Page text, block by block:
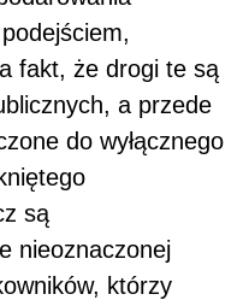
fakt, że drogi te są
a przede
do wyłącznego
są
nieoznaczonej
którzy